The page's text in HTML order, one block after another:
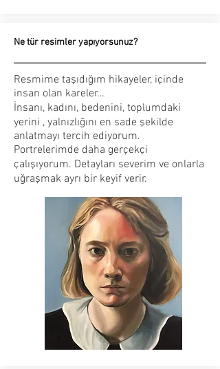
Ne tür resimler yapıyorsunuz?
Resmime taşıdığım hikayeler, içinde
insan olan kareler…
İnsanı, kadını, bedenini, toplumdaki
yerini , yalnızlığını en sade şekilde
anlatmayı tercih ediyorum.
Portrelerimde daha gerçekçi
çalışıyorum. Detayları severim ve onlarla
uğraşmak ayrı bir keyif verir.